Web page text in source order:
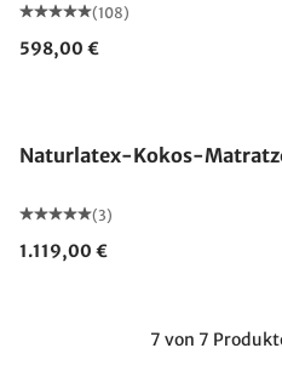
(108)
598,00 €
Naturlatex-Kokos-
(3)
1.119,00 €
7 von 7